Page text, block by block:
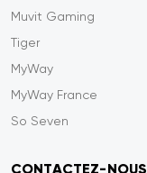
Muvit Gaming
Tiger
MyWay
MyWay France
So Seven
CONTACTEZ-NOUS